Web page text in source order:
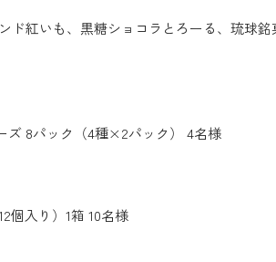
ド紅いも、黒糖ショコラとろーる、琉球
ズ 8パック（4種×2パック） 4名様
個入り）1箱 10名様